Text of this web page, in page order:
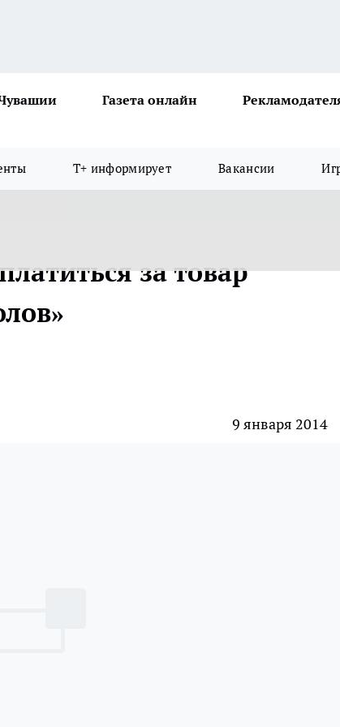
Газета онлайн
Т+ информирует Вакансии
за товар
9 января 2014